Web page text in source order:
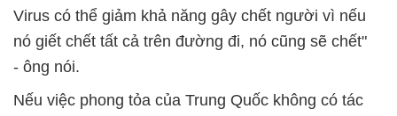
Virus có thể giảm khả năng gây chết người vì nếu
nó giết chết tất cả trên đường đi, nó cũng sẽ chết"
- ông nói.
Nếu việc phong tỏa của Trung Quốc không có tác